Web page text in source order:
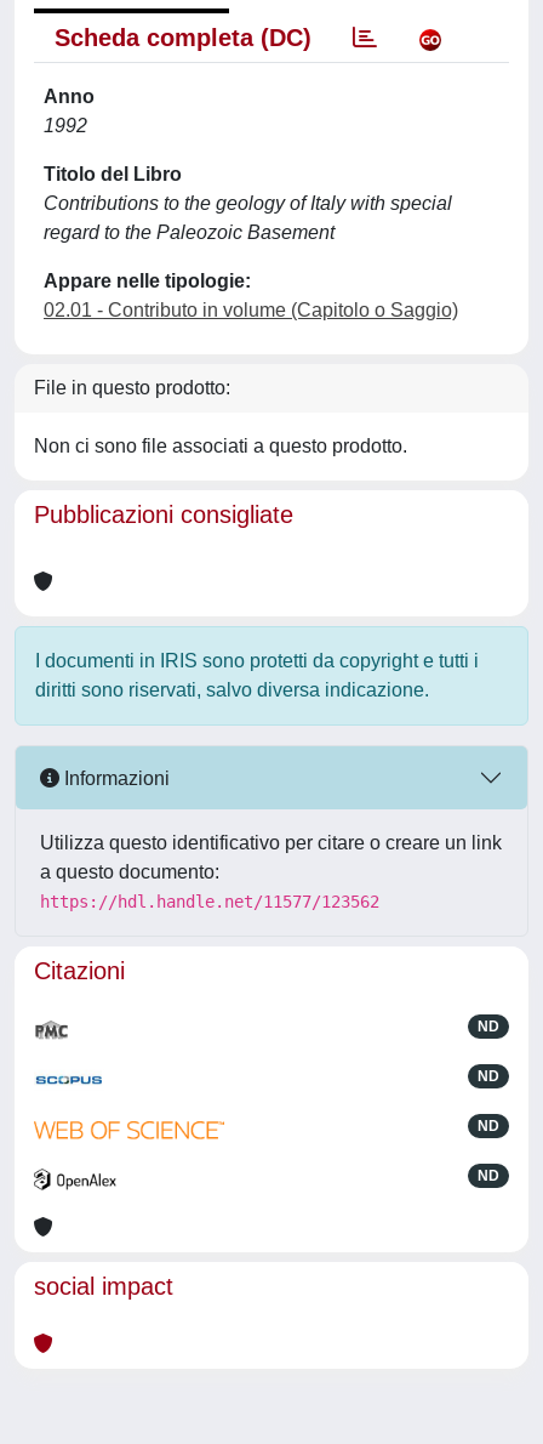
Scheda completa (DC)
Anno
1992
Titolo del Libro
Contributions to the geology of Italy with special
regard to the Paleozoic Basement
Appare nelle tipologie:
02.01 - Contributo in volume (Capitolo o Saggio)
File in questo prodotto:
Non ci sono file associati a questo prodotto.
Pubblicazioni consigliate
I documenti in IRIS sono protetti da copyright e tutti i
diritti sono riservati, salvo diversa indicazione.
Informazioni
Utilizza questo identificativo per citare o creare un link
a questo documento:
https://hdl.handle.net/11577/123562
Citazioni
ND
ND
ND
ND
social impact